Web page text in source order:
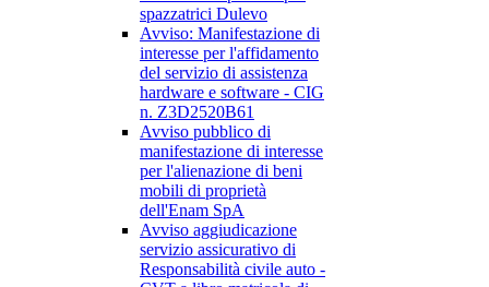
spazzatrici Dulevo
Avviso: Manifestazione di
interesse per l'affidamento
del servizio di assistenza
hardware e software - CIG
n. Z3D2520B61
Avviso pubblico di
manifestazione di interesse
per l'alienazione di beni
mobili di proprietà
dell'Enam SpA
Avviso aggiudicazione
servizio assicurativo di
Responsabilità civile auto -